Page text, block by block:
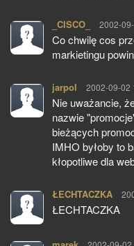
_CISCO_ pisze:
2002-
Co chwilę cos
markietingu
jarpol pisze:
2002-09-02
Nie uważancie,
nazwie
bieżących
IMHO byłoby to
kłopotliwe dla
ŁECHTACZKA
ŁECHTACZKA